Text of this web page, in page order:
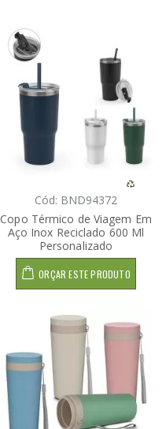
Cód: BND94372
Copo Térmico de Viagem Em
Aço Inox Reciclado 600 Ml
Personalizado
ORÇAR ESTE PRODUTO